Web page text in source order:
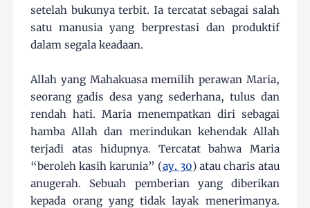
setelah bukunya terbit. Ia tercatat sebagai salah
satu manusia yang berprestasi dan produktif
dalam segala keadaan.
Allah yang Mahakuasa memilih perawan Maria,
seorang gadis desa yang sederhana, tulus dan
rendah hati. Maria menempatkan diri sebagai
hamba Allah dan merindukan kehendak Allah
terjadi atas hidupnya. Tercatat bahwa Maria
“beroleh kasih karunia” (ay. 30) atau charis atau
anugerah. Sebuah pemberian yang diberikan
kepada orang yang tidak layak menerimanya.